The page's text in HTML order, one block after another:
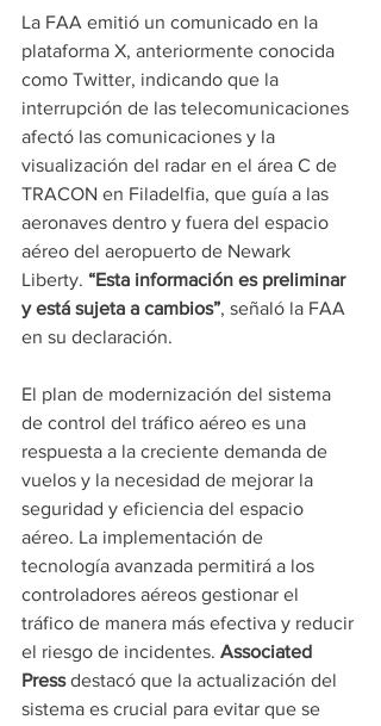
La FAA emitió un comunicado en la
plataforma X, anteriormente conocida
como Twitter, indicando que la
interrupción de las telecomunicaciones
afectó las comunicaciones y la
visualización del radar en el área C de
TRACON en Filadelfia, que guía a las
aeronaves dentro y fuera del espacio
aéreo del aeropuerto de Newark
Liberty. “Esta información es preliminar
y está sujeta a cambios”, señaló la FAA
en su declaración.
El plan de modernización del sistema
de control del tráfico aéreo es una
respuesta a la creciente demanda de
vuelos y la necesidad de mejorar la
seguridad y eficiencia del espacio
aéreo. La implementación de
tecnología avanzada permitirá a los
controladores aéreos gestionar el
tráfico de manera más efectiva y reducir
el riesgo de incidentes. Associated
Press destacó que la actualización del
sistema es crucial para evitar que se